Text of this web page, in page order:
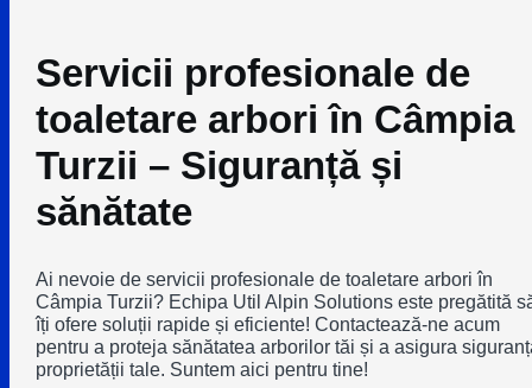
Servicii profesionale de
toaletare arbori în Câmpia
Turzii – Siguranță și
sănătate
Ai nevoie de servicii profesionale de toaletare arbori în
Câmpia Turzii? Echipa Util Alpin Solutions este pregătită
îți ofere soluții rapide și eficiente! Contactează-ne acum
pentru a proteja sănătatea arborilor tăi și a asigura
proprietății tale. Suntem aici pentru tine!